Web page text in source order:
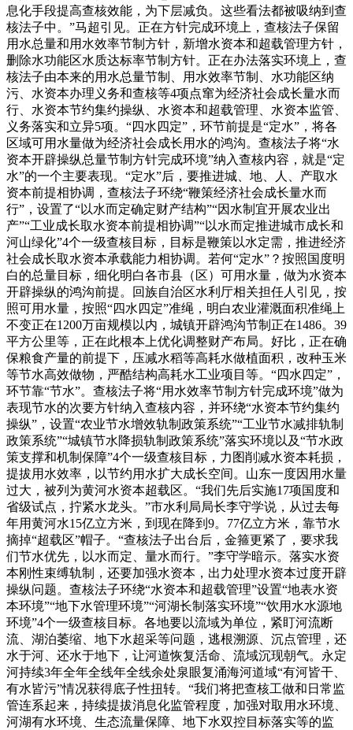
息化手段提高查核效能，为下层减负。这些看法都被吸纳到查
核法子中。”马超引见。正在方针完成环境上，查核法子保留
用水总量和用水效率节制方针，新增水资本和超载管理方针，
删除水功能区水质达标率节制方针。正在办法落实环境上，查
核法子由本来的用水总量节制、用水效率节制、水功能区纳
污、水资本办理义务和查核等4项点窜为经济社会成长量水而
行、水资本节约集约操纵、水资本和超载管理、水资本监管、
义务落实和立异5项。“四水四定”，环节前提是“定水”，将各
区域可用水量做为经济社会成长用水的鸿沟。查核法子将“水
资本开辟操纵总量节制方针完成环境”纳入查核内容，就是“定
水”的一个主要表现。“定水”后，要推进城、地、人、产取水
资本前提相协调，查核法子环绕“鞭策经济社会成长量水而
行”，设置了“以水而定确定财产结构”“因水制宜开展农业出
产”“工业成长取水资本前提相协调”“以水而定推进城市成长和
河山绿化”4个一级查核目标，目标是鞭策以水定需，推进经济
社会成长取水资本承载能力相协调。若何“定水”？按照国度明
白的总量目标，细化明白各市县（区）可用水量，做为水资本
开辟操纵的鸿沟前提。回族自治区水利厅相关担任人引见，按
照可用水量，按照“四水四定”准绳，明白农业灌溉面积准绳上
不变正在1200万亩规模以内，城镇开辟鸿沟节制正在1486。39
平方公里等，正在此根本上优化调整财产布局。好比，正在确
保粮食产量的前提下，压减水稻等高耗水做植面积，改种玉米
等节水高效做物，严酷结构高耗水工业项目等。“四水四定”，
环节靠“节水”。查核法子将“用水效率节制方针完成环境”做为
表现节水的次要方针纳入查核内容，并环绕“水资本节约集约
操纵”，设置“农业节水增效轨制政策系统”“工业节水减排轨制
政策系统”“城镇节水降损轨制政策系统”落实环境以及“节水政
策支撑和机制保障”4个一级查核目标，力图削减水资本耗损，
提拔用水效率，以节约用水扩大成长空间。山东一度因用水量
过大，被列为黄河水资本超载区。“我们先后实施17项国度和
省级试点，拧紧水龙头。”市水利局局长李守学说，从过去每
年用黄河水15亿立方米，到现在降到9。77亿立方米，靠节水
摘掉“超载区”帽子。“查核法子出台后，金箍更紧了，要求我
们节水优先，以水而定、量水而行。”李守学暗示。落实水资
本刚性束缚轨制，还要加强水资本，出力处理水资本过度开辟
操纵问题。查核法子环绕“水资本和超载管理”设置“地表水资
本环境”“地下水管理环境”“河湖长制落实环境”“饮用水水源地
环境”4个一级查核目标。各地要以流域为单位，紧盯河流断
流、湖泊萎缩、地下水超采等问题，逃根溯源、沉点管理，还
水于河、还水于地下，让河道恢复活命、流域沉现朝气。永定
河持续3年全年全线年全线余处泉眼复涌海河道域“有河皆干、
有水皆污”情况获得底子性扭转。“我们将把查核工做和日常监
管连系起来，持续提拔消息化监管程度，加强对取用水环境、
河湖有水环境、生态流量保障、地下水双控目标落实等的监